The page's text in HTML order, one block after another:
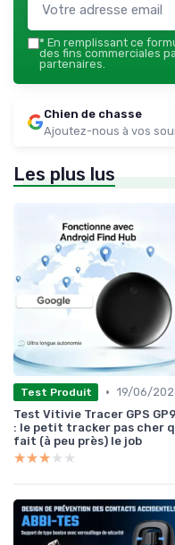
* En remplissant ce
des fins commerciales
partenaires.
Chien de chasse
Ajoutez-nous à vos
Les plus lus
Test Produit • 19/06/
Test Vitivie Tracer GPS
: le petit tracker pas cher
fait (à peu près) le job
★★★★★
★★★★★